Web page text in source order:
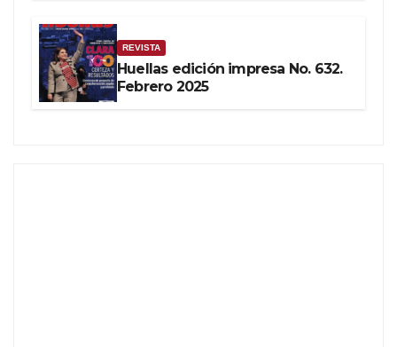
REVISTA
Huellas edición impresa No. 632.
Febrero 2025